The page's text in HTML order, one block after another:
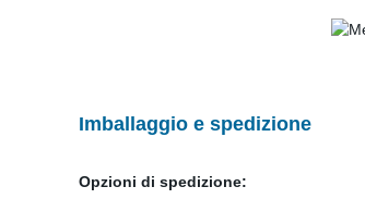
Imballaggio e spedizione
Opzioni di spedizione: